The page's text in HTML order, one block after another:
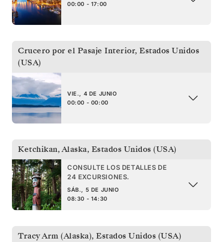
00:00 - 17:00
Crucero por el Pasaje Interior, Estados Unidos
(USA)
VIE., 4 DE JUNIO
00:00 - 00:00
Ketchikan, Alaska, Estados Unidos (USA)
CONSULTE LOS DETALLES DE
24 EXCURSIONES.
SÁB., 5 DE JUNIO
08:30 - 14:30
Tracy Arm (Alaska), Estados Unidos (USA)